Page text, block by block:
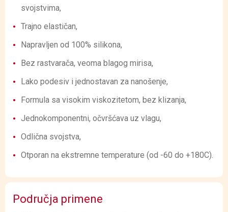
svojstvima,
Trajno elastičan,
Napravljen od 100% silikona,
Bez rastvarača, veoma blagog mirisa,
Lako podesiv i jednostavan za nanošenje,
Formula sa visokim viskozitetom, bez klizanja,
Jednokomponentni, očvršćava uz vlagu,
Odlična svojstva,
Otporan na ekstremne temperature (od -60 do +180C).
Područja primene